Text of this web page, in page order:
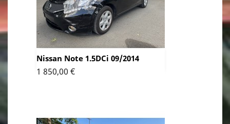
Nissan Note 1.5DCi 09/2014
Prix
1 850,00 €